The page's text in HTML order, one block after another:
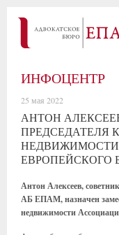
ИНФОЦЕНТР
25 мая 2022
АНТОН
ПРЕДСЕДАТЕЛЯ
ЕВРОПЕЙСКОГО
Антон Алексеев,
АБ ЕПАМ, назначен
недвижимости